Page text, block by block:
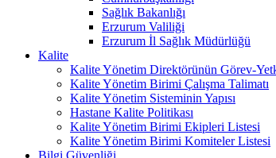
Sağlık Bakanlığı
Erzurum Valiliği
Erzurum İl Sağlık Müdürlüğü
Kalite
Kalite Yönetim Direktörünün Görev-
Kalite Yönetim Birimi Çalışma Talimatı
Kalite Yönetim Sisteminin Yapısı
Hastane Kalite Politikası
Kalite Yönetim Birimi Ekipleri Listesi
Kalite Yönetim Birimi Komiteler Listesi
Bilgi Güvenliği